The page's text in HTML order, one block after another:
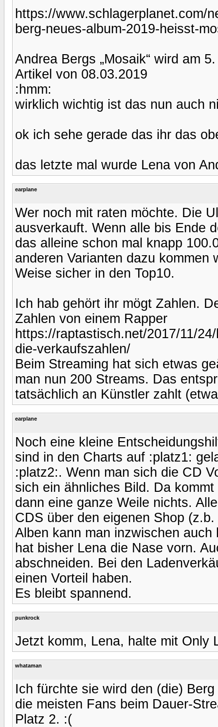
https://www.schlagerplanet.com/
berg-neues-album-2019-heisst-
Andrea Bergs „Mosaik“ wird am
Artikel von 08.03.2019
:hmm:
wirklich wichtig ist das nun auch
ok ich sehe gerade das ihr das
das letzte mal wurde Lena von
earplane
Wer noch mit raten möchte. Die
ausverkauft. Wenn alle bis Ende
das alleine schon mal knapp
anderen Varianten dazu kommen
Weise sicher in den Top10.
Ich hab gehört ihr mögt Zahlen.
Zahlen von einem Rapper
https://raptastisch.net/2017/11/
die-verkaufszahlen/
Beim Streaming hat sich etwas
man nun 200 Streams. Das
tatsächlich an Künstler zahlt
earplane
Noch eine kleine
sind in den Charts auf :platz1:
:platz2:. Wenn man sich die CD
sich ein ähnliches Bild. Da
dann eine ganze Weile nichts.
CDS über den eigenen Shop
Alben kann man inzwischen
hat bisher Lena die Nase vorn.
abschneiden. Bei den
einen Vorteil haben.
Es bleibt spannend.
punkrock
Jetzt komm, Lena, halte mit Only
whataman
Ich fürchte sie wird den (die)
die meisten Fans beim Dauer-
Platz 2. :(